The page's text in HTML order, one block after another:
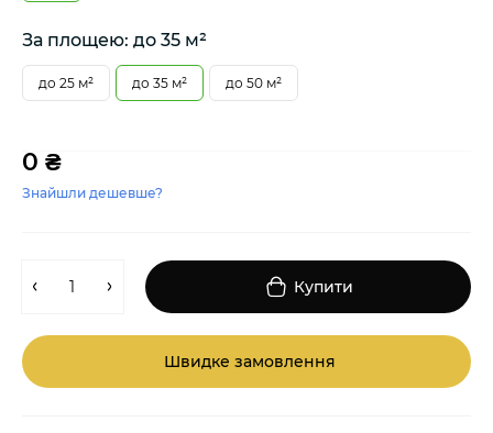
За площею: до 35 м²
до 25 м² до 35 м² до 50 м²
0 ₴
Знайшли дешевше?
Купити
Швидке замовлення